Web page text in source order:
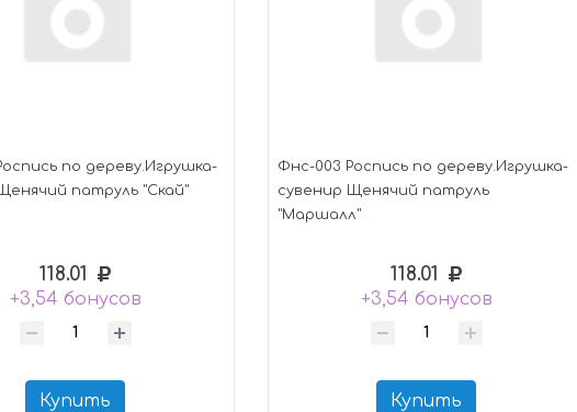
по дереву.Игрушка-
патруль "Скай"
118.01
+3,54 бонусов
Купить
Фнс-003 Роспись по дереву.Игрушка-
сувенир Щенячий патруль
"Маршалл"
118.01
+3,54 бонусов
Купить